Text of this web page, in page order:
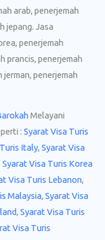
arab, penerjemah
jepang. Jasa
penerjemah
prancis, penerjemah
jerman, penerjemah
Melayani
: Syarat Visa Turis
Italy, Syarat Visa
Syarat Visa Turis Korea
Visa Turis Lebanon,
Malaysia, Syarat Visa
, Syarat Visa Turis
Visa Turis